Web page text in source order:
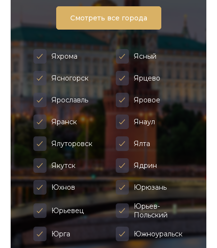
Смотреть все города
Яхрома Ясный
Ясногорск Ярцево
Ярославль Яровое
Яранск Янаул
Ялуторовск Ялта
Якутск Ядрин
Юхнов Юрюзань
Юрьевец
Юрьев-
Польский
Юрга Южноуральск